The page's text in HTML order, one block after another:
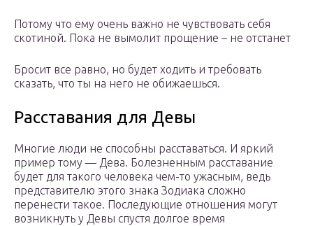
Потому что ему очень важно не чувствовать себя
скотиной. Пока не вымолит прощение – не отстанет
Бросит все равно, но будет ходить и требовать
сказать, что ты на него не обижаешься.
Расставания для Девы
Многие люди не способны расставаться. И яркий
пример тому — Дева. Болезненным расставание
будет для такого человека чем-то ужасным, ведь
представителю этого знака Зодиака сложно
перенести такое. Последующие отношения могут
возникнуть у Девы спустя долгое время